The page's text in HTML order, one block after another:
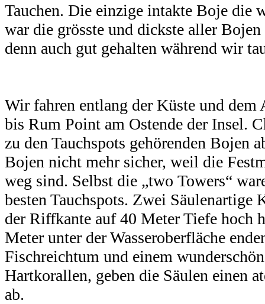
Tauchen. Die einzige intakte Boje die
war die grösste und dickste aller
denn auch gut gehalten während wir
Wir fahren entlang der Küste und
bis Rum Point am Ostende der Insel.
zu den Tauchspots gehörenden Bojen
Bojen nicht mehr sicher, weil die
weg sind. Selbst die „two Towers“
besten Tauchspots. Zwei
der Riffkante auf 40 Meter Tiefe hoch
Meter unter der Wasseroberfläche
Fischreichtum und einem
Hartkorallen, geben die Säulen einen
ab.